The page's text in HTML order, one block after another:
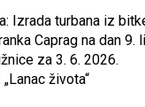
Izrada turbana iz
Caprag na dan 9.
za 3. 6. 2026.
života“